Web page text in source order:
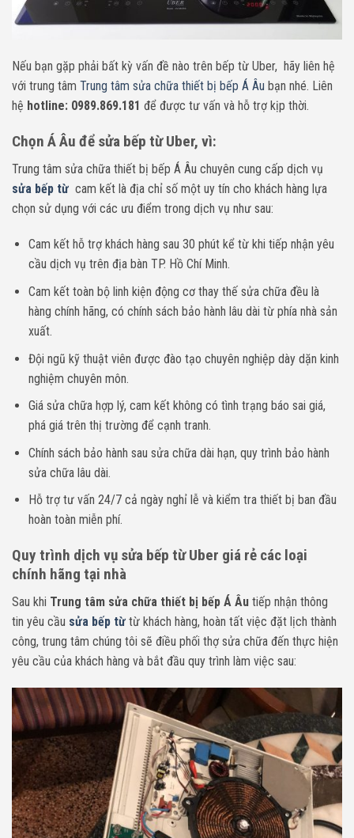
Nếu bạn gặp phải bất kỳ vấn đề nào trên bếp từ Uber, hãy liên hệ
với trung tâm Trung tâm sửa chữa thiết bị bếp Á Âu bạn nhé. Liên
hệ hotline: 0989.869.181 để được tư vấn và hỗ trợ kịp thời.
Chọn Á Âu để sửa bếp từ Uber, vì:
Trung tâm sửa chữa thiết bị bếp Á Âu chuyên cung cấp dịch vụ
sửa bếp từ cam kết là địa chỉ số một uy tín cho khách hàng lựa
chọn sử dụng với các ưu điểm trong dịch vụ như sau:
Cam kết hỗ trợ khách hàng sau 30 phút kể từ khi tiếp nhận yêu
cầu dịch vụ trên địa bàn TP. Hồ Chí Minh.
Cam kết toàn bộ linh kiện động cơ thay thế sửa chữa đều là
hàng chính hãng, có chính sách bảo hành lâu dài từ phía nhà sản
xuất.
Đội ngũ kỹ thuật viên được đào tạo chuyên nghiệp dày dặn kinh
nghiệm chuyên môn.
Giá sửa chữa hợp lý, cam kết không có tình trạng báo sai giá,
phá giá trên thị trường để cạnh tranh.
Chính sách bảo hành sau sửa chữa dài hạn, quy trình bảo hành
sửa chữa lâu dài.
Hỗ trợ tư vấn 24/7 cả ngày nghỉ lễ và kiểm tra thiết bị ban đầu
hoàn toàn miễn phí.
Quy trình dịch vụ sửa bếp từ Uber giá rẻ các loại
chính hãng tại nhà
Sau khi Trung tâm sửa chữa thiết bị bếp Á Âu tiếp nhận thông
tin yêu cầu sửa bếp từ từ khách hàng, hoàn tất việc đặt lịch thành
công, trung tâm chúng tôi sẽ điều phối thợ sửa chữa đến thực hiện
yêu cầu của khách hàng và bắt đầu quy trình làm việc sau: